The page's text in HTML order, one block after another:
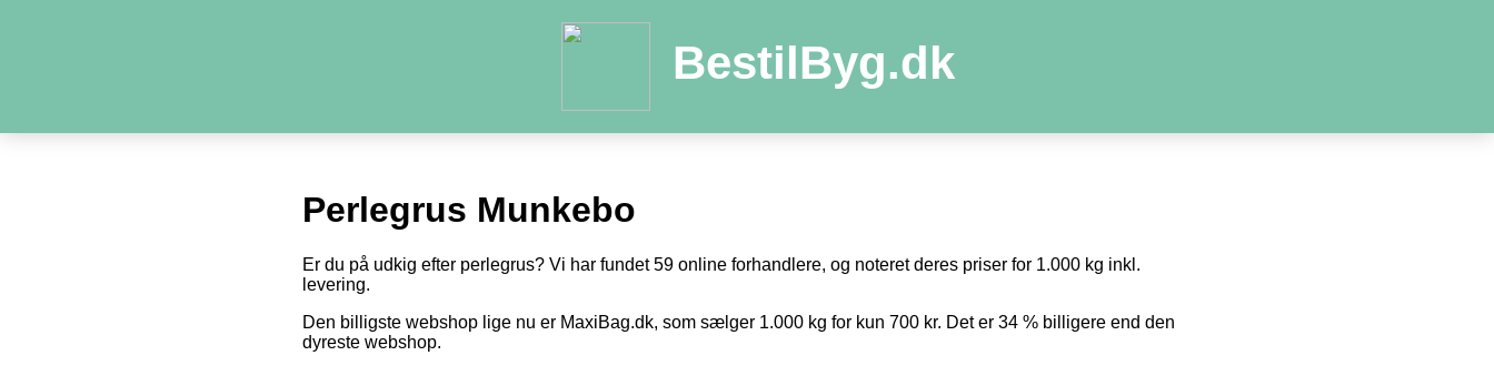
BestilByg.dk
Perlegrus Munkebo
Er du på udkig efter perlegrus? Vi har fundet 59 online forhandlere, og noteret deres priser for 1.000 kg inkl.
levering.
Den billigste webshop lige nu er MaxiBag.dk, som sælger 1.000 kg for kun 700 kr. Det er 34 % billigere end den
dyreste webshop.